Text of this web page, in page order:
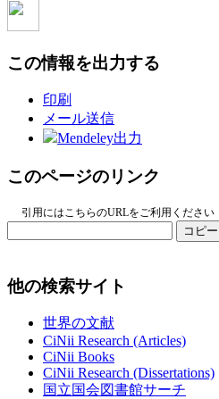
この情報を出力する
印刷
メール送信
Mendeley出力
このページのリンク
引用にはこちらのURLをご利用ください
コピー
他の検索サイト
世界の文献
CiNii Research (Articles)
CiNii Books
CiNii Research (Dissertations)
国立国会図書館サーチ